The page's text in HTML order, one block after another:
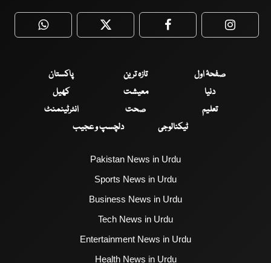
WhatsApp Twitter Facebook
صفحۂ اول تازہ ترین
پاکستان
دنیا
معیشت
کھیل
تعلیم
صحت
انٹرٹینمنٹ
ٹیکنالوجی
دلچسپ و عجیب
Pakistan News in Urdu
Sports News in Urdu
Business News in Urdu
Tech News in Urdu
Entertainment News in Urdu
Health News in Urdu